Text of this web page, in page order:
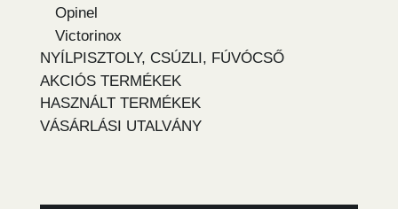
Opinel
Victorinox
NYÍLPISZTOLY, CSÚZLI, FÚVÓCSŐ
AKCIÓS TERMÉKEK
HASZNÁLT TERMÉKEK
VÁSÁRLÁSI UTALVÁNY